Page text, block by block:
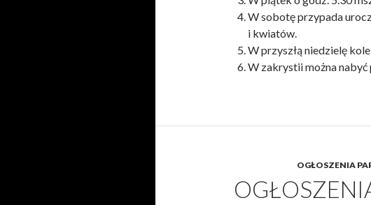
W sobotę przypada
i kwiatów.
W przyszłą niedzielę
W zakrystii można
OGŁOSZENIA